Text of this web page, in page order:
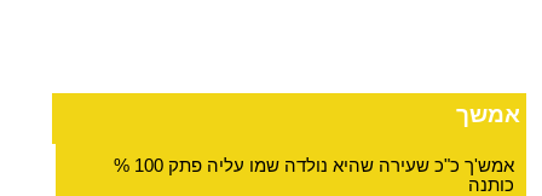
אמשך
אמש'ך כ"כ שעירה שהיא נולדה שמו עליה פתק 100 %
כותנה